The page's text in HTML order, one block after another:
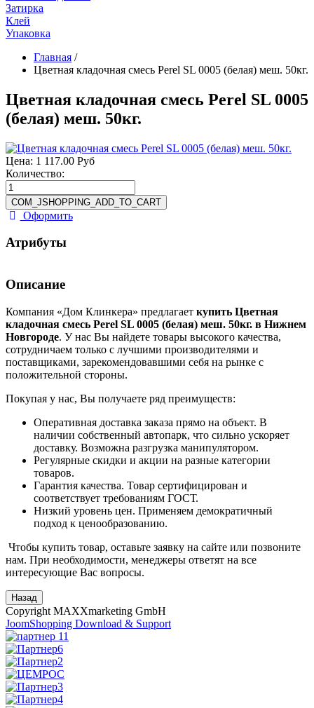
Затирка
Клей
Упаковка
Главная /
Цветная кладочная смесь Perel SL 0005 (белая) меш. 50кг.
Цветная кладочная смесь Perel SL 0005
(белая) меш. 50кг.
Цена: 1 117.00 Руб
Количество:
Оформить
Атрибуты
Описание
Компания «Дом Клинкера» предлагает купить Цветная
кладочная смесь Perel SL 0005 (белая) меш. 50кг. в Нижнем
Новгороде. У нас Вы найдете товары высокого качества,
сотрудничаем только с лучшими производителями и
поставщиками, зарекомендовавшими себя на рынке с
положительной стороны.
Покупая у нас, Вы получаете ряд преимуществ:
Оперативная доставка заказа прямо на объект. В
наличии собственный автопарк, что сильно ускоряет
доставку. Возможна разгрузка манипулятором.
Регулярные скидки и акции на разные категории
товаров.
Гарантия качества. Товар сертифицирован и
соответствует требованиям ГОСТ.
Низкий уровень цен. Применяем демократичный
подход к ценообразованию.
Чтобы купить товар, оставьте заявку на сайте или позвоните
нам. При необходимости, менеджеры ответят на все
интересующие Вас вопросы.
Copyright MAXXmarketing GmbH
JoomShopping Download & Support